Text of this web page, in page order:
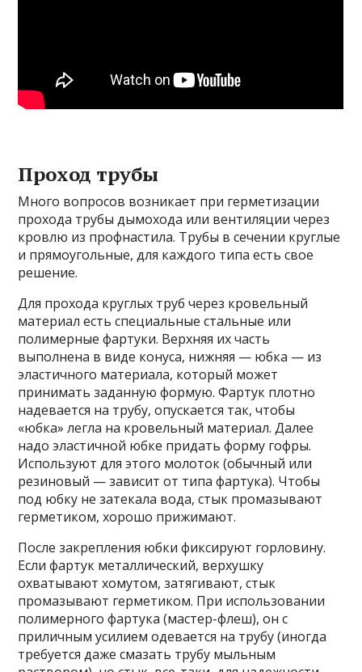
Проход трубы
Много вопросов возникает при герметизации
прохода трубы дымохода или вентиляции через
кровлю из профнастила. Трубы в сечении круглые
и прямоугольные, для каждого типа есть свое
решение.
Для прохода круглых труб через кровельный
материал есть специальные стальные или
полимерные фартуки. Верхняя их часть
выполнена в виде конуса, нижняя — юбка — из
эластичного материала, который может
принимать заданную формую. Фартук плотно
надевается на трубу, опускается так, чтобы
«юбка» легла на кровельный материал. Далее
надо эластичной юбке придать форму гофры.
Используют для этого молоток (обычный или
резиновый — зависит от типа фартука). Чтобы
под юбку не затекала вода, стык промазывают
герметиком, хорошо прижимают.
После закрепления юбки фиксируют горловину.
Если фартук металлический, верхушку
охватывают хомутом, затягивают, стык
промазывают герметиком. При использовании
полимерного фартука (мастер-флеш), он с
приличным усилием одевается на трубу (иногда
требуется даже смазать трубу мыльным